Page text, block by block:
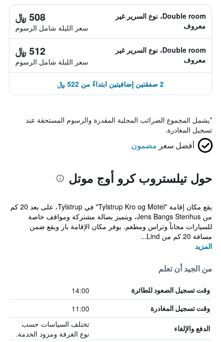
Double room، نوع السرير غير
معروف
508 ﷼
سعر الليلة شامل الرسوم
Double room، نوع السرير غير
معروف
512 ﷼
سعر الليلة شامل الرسوم
2 صفقتين إضافيتين ابتداءً من 522 ﷼
*يشمل المجموع الضرائب المحلية المقدرة والرسوم المستحقة عند
تسجيل المغادرة.
أفضل سعر مضمون
حول تيلستروب كرو أوج موتل
يقع مكان إقامة "Tylstrup Kro og Motel" في Tylstrup، على بعد 20 كم
من Jens Bangs Stenhus، ويتميز بصالة مشتركة ومواقف خاصة
للسيارات مجاناً وتراس ومطعم. يوفر مكان الإقامة بار ويقع ضمن
مسافة 20 كم من Lind...
المزيد
من الجيد أن تعلم
وقت تسجيل الصعود للطائرة 14:00
وقت تسجيل المغادرة 11:00
الدفع والإلغاء
تختلف السياسات حسب
نوع الغرفة ومزود الخدمة.